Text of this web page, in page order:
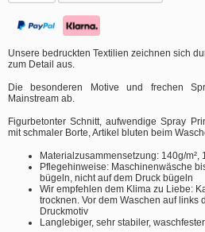
Unsere bedruckten Textilien zeichnen sich
zum Detail aus.
Die besonderen Motive und frechen
Mainstream ab.
Figurbetonter Schnitt, aufwendige Spray
mit schmaler Borte, Artikel bluten beim
Materialzusammensetzung: 140g/
Pflegehinweise: Maschinenwäsche
bügeln, nicht auf dem Druck bügeln
Wir empfehlen dem Klima zu Liebe:
trocknen. Vor dem Waschen auf links
Druckmotiv
Langlebiger, sehr stabiler,